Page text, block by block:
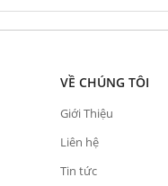
VỀ CHÚNG TÔI
Giới Thiệu
Liên hệ
Tin tức